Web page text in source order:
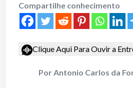
Compartilhe conhecimento
Clique Aqui Para Ouvir a
Por Antonio Carlos da